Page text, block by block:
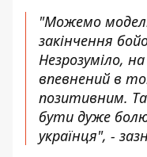
"Можемо
закінчення
Незрозуміло,
впевнений в
позитивним.
бути дуже
українця", -